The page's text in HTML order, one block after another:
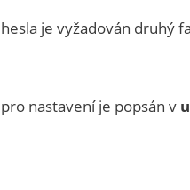
je vyžadován druhý
nastavení je popsán v